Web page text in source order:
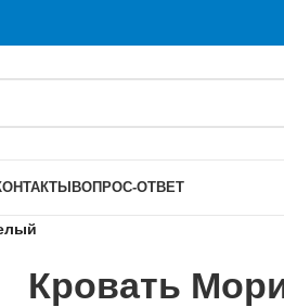
ВОПРОС-ОТВЕТ
Кровать